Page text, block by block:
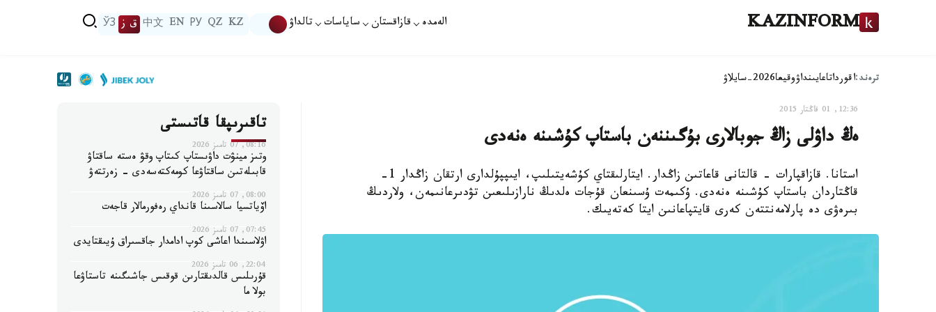
KAZINFORM الەمدە قازاقستان ساياسات تالداۋ KZ
QZ
РУ
EN
中文 ق ز ЎЗ
ترەند:اقورداتاعايىنداۋوقيعا2026-سايلاۋ
12:36, 01 قاڭتار 2015
ەڭ داۋلى زاڭ جوبالارى بۇگىننەن باستاپ كۇشىنە ەنەدى
استانا. قازاقپارات - قالتانى قاعاتىن زاڭدار. ايتارلىقتاي كۇشەيتىلىپ، ايىپپۇلدارى ارتقان زاڭدار 1-
قاڭتاردان باستاپ كۇشىنە ەنەدى. ۇكىمەت ۇسىنعان قۇجات ەلدىڭ نارازىلىعىن تۋدىرعانىمەن، ولاردىڭ
بىرەۋى دە پارلامەنتتەن كەرى قايتپاعانىن ايتا كەتەيىك.
تاقىرىپقا قاتىستى
08:16, 07 تامىز 2026
وتىز مينۋت داۋىستاپ كىتاپ وقۋ ەستە ساقتاۋ
قابىلەتىن ساقتاۋعا كومەكتەسەدى - زەرتتەۋ
08:00, 07 تامىز 2026
اۆياتسيا سالاسىنا قانداي رەفورمالار قاجەت
07:45, 07 تامىز 2026
اۋلاسىندا اعاشى كوپ ادامدار جاقسىراق ۇيىقتايدى
22:04, 06 تامىز 2026
قۇرىلىس قالدىقتارىن قوقىس جاشىگىنە تاستاۋعا
بولا ما